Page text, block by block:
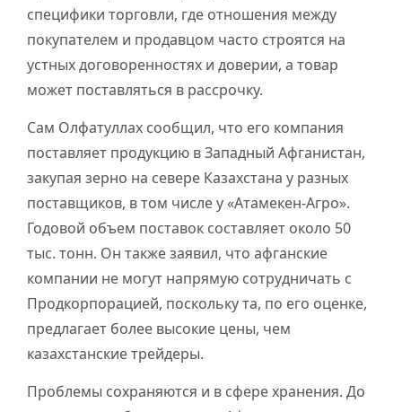
специфики торговли, где отношения между
покупателем и продавцом часто строятся на
устных договоренностях и доверии, а товар
может поставляться в рассрочку.
Сам Олфатуллах сообщил, что его компания
поставляет продукцию в Западный Афганистан,
закупая зерно на севере Казахстана у разных
поставщиков, в том числе у «Атамекен-Агро».
Годовой объем поставок составляет около 50
тыс. тонн. Он также заявил, что афганские
компании не могут напрямую сотрудничать с
Продкорпорацией, поскольку та, по его оценке,
предлагает более высокие цены, чем
казахстанские трейдеры.
Проблемы сохраняются и в сфере хранения. До